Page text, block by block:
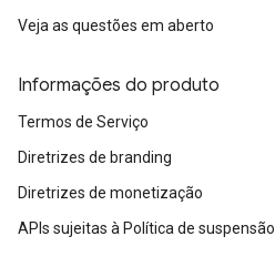
Veja as questões em aberto
Informações do produto
Termos de Serviço
Diretrizes de branding
Diretrizes de monetização
APIs sujeitas à Política de suspensão